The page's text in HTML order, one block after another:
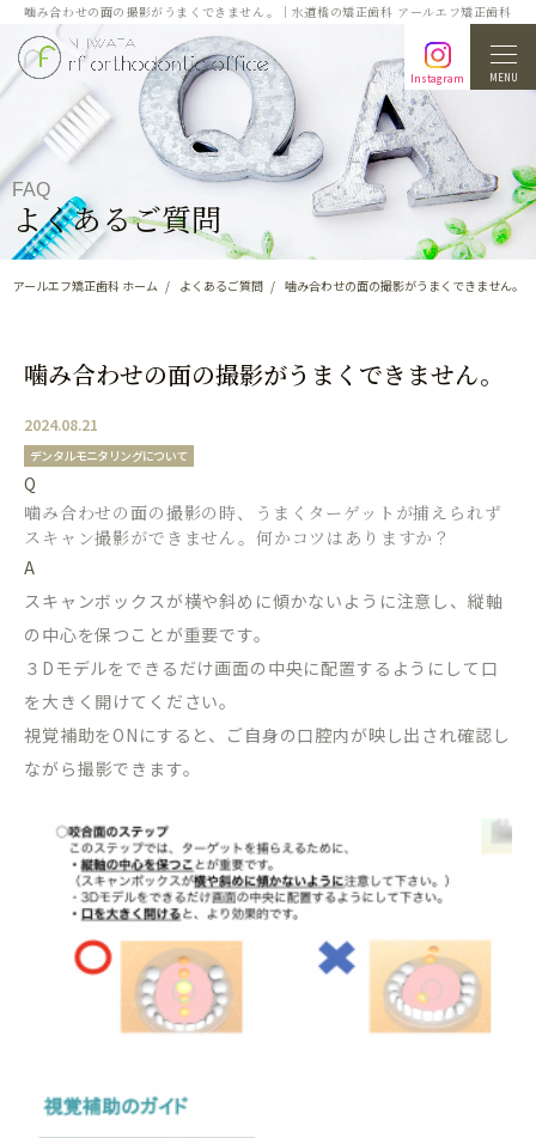
噛み合わせの面の撮影がうまくできません。｜水道橋の矯正歯科 アールエフ矯正歯科
Instagram MENU
FAQ
よくあるご質問
アールエフ矯正歯科 ホーム よくあるご質問 噛み合わせの面の撮影がうまくできません。
噛み合わせの面の撮影がうまくできません。
2024.08.21
デンタルモニタリングについて
Q
噛み合わせの面の撮影の時、うまくターゲットが捕えられず
スキャン撮影ができません。何かコツはありますか？
A
スキャンボックスが横や斜めに傾かないように注意し、縦軸
の中心を保つことが重要です。
３Dモデルをできるだけ画面の中央に配置するようにして口
を大きく開けてください。
視覚補助をONにすると、ご自身の口腔内が映し出され確認し
ながら撮影できます。